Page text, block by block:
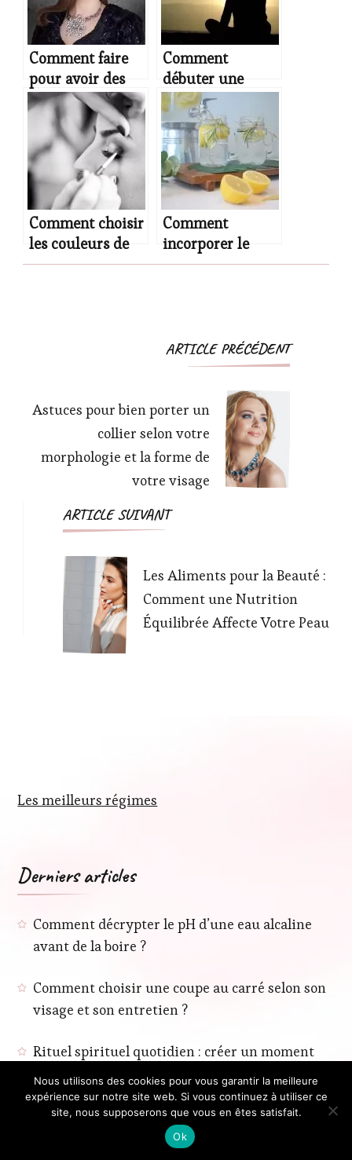
Comment faire
pour avoir des
bijoux de qualité
à moindre coût ?
Comment
débuter une
pratique de yoga
du matin pour
les débutants et
quels sont les
bienfaits ?
Comment choisir
les couleurs de
maquillage pour
Comment
incorporer le
citron Pulco dans
efficace du poids
Navigation
ARTICLE PRÉCÉDENT
Astuces pour bien porter un
collier selon votre
morphologie et la forme de
votre visage
ARTICLE SUIVANT
Les Aliments pour la Beauté :
Comment une Nutrition
Équilibrée Affecte Votre Peau
Les meilleurs régimes
Derniers articles
Comment décrypter le pH d’une eau alcaline
avant de la boire ?
Comment choisir une coupe au carré selon son
visage et son entretien ?
Rituel spirituel quotidien : créer un moment
apaisant chez soi
7 objets spirituels à porter au quotidien pour
nourrir son bien-être intérieur
Nous utilisons des cookies pour vous garantir la meilleure
expérience sur notre site web. Si vous continuez à utiliser ce
site, nous supposerons que vous en êtes satisfait.
Ok